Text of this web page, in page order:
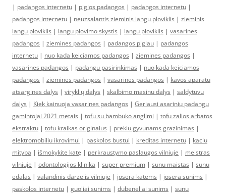
| padangos internetu | pigios padangos | padangos internetu |
padangos internetu | neuzsalantis zieminis langu ploviklis | zieminis
langu ploviklis | langu plovimo skystis | langu ploviklis | vasarines
padangos | ziemines padangos | padangos pigiau | padangos
internetu | nuo kada keiciamos padangos | ziemines padangos |
vasarines padangos | padangu pasirinkimas | nuo kada keiciamos
padangos | ziemines padangos | vasarines padangos | kavos aparatu
atsargines dalys | viryklių dalys | skalbimo masinu dalys | saldytuvu
dalys | Kiek kainuoja vasarines padangos | Geriausi asariniu padangu
gamintojai 2021 metais | tofu su bambuko anglimi | tofu zalios arbatos
ekstraktu | tofu kraikas originalus | prekiu gyvunams grazinimas |
elektromobiliu ikrovimui | paskolos bustui | kreditas internetu | kaciu
mityba | išmokykite katę | perkraustymo paslaugos vilniuje | meistras
vilniuje | odontologijos klinika | super premium | sunu maistas | sunu
edalas | valandinis darzelis vilniuje | josera katems | josera sunims |
paskolos internetu | guoliai sunims | dubeneliai sunims | sunu